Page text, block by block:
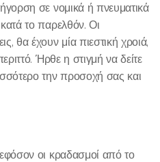
σε νομικά ή πνευματικά
το παρελθόν. Οι
θα έχουν μία πιεστική χροιά,
Ήρθε η στιγμή να δείτε
την προσοχή σας και
οι κραδασμοί από το